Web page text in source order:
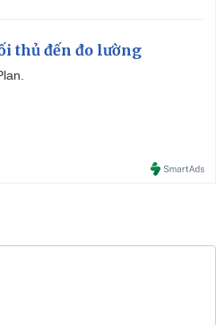
thủ đến đo lường